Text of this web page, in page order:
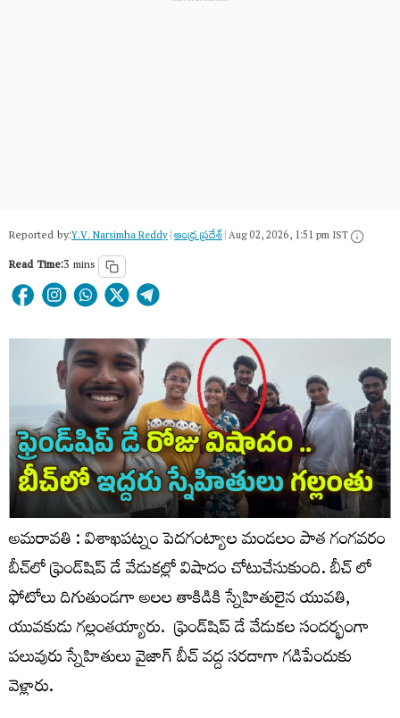
Reported by:Y.V. Narsimha Reddy|ఆంధ్ర ప్రదేశ్|Aug 02, 2026, 1:51 pm IST
Read Time:3 mins
అమరావతి : విశాఖపట్నం పెదగంట్యాల మండలం పాత గంగవరం
బీచ్‌లో ఫ్రెండ్‌షిప్ డే వేడుకల్లో విషాదం చోటుచేసుకుంది. బీచ్ లో
ఫోటోలు దిగుతుండగా అలల తాకిడికి స్నేహితులైన యువతి,
యువకుడు గల్లంతయ్యారు. ఫ్రెండ్‌షిప్ డే వేడుకల సందర్భంగా
పలువురు స్నేహితులు వైజాగ్ బీచ్ వద్ద సరదాగా గడిపేందుకు
వెళ్లారు.